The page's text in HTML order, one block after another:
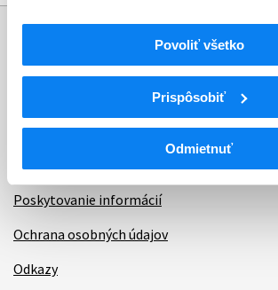
Povoliť všetko
Prispôsobiť
Odmietnuť
Dotazník spokojnosti zákazníka
Sťažnosti a petície
Poskytovanie informácií
Ochrana osobných údajov
Odkazy